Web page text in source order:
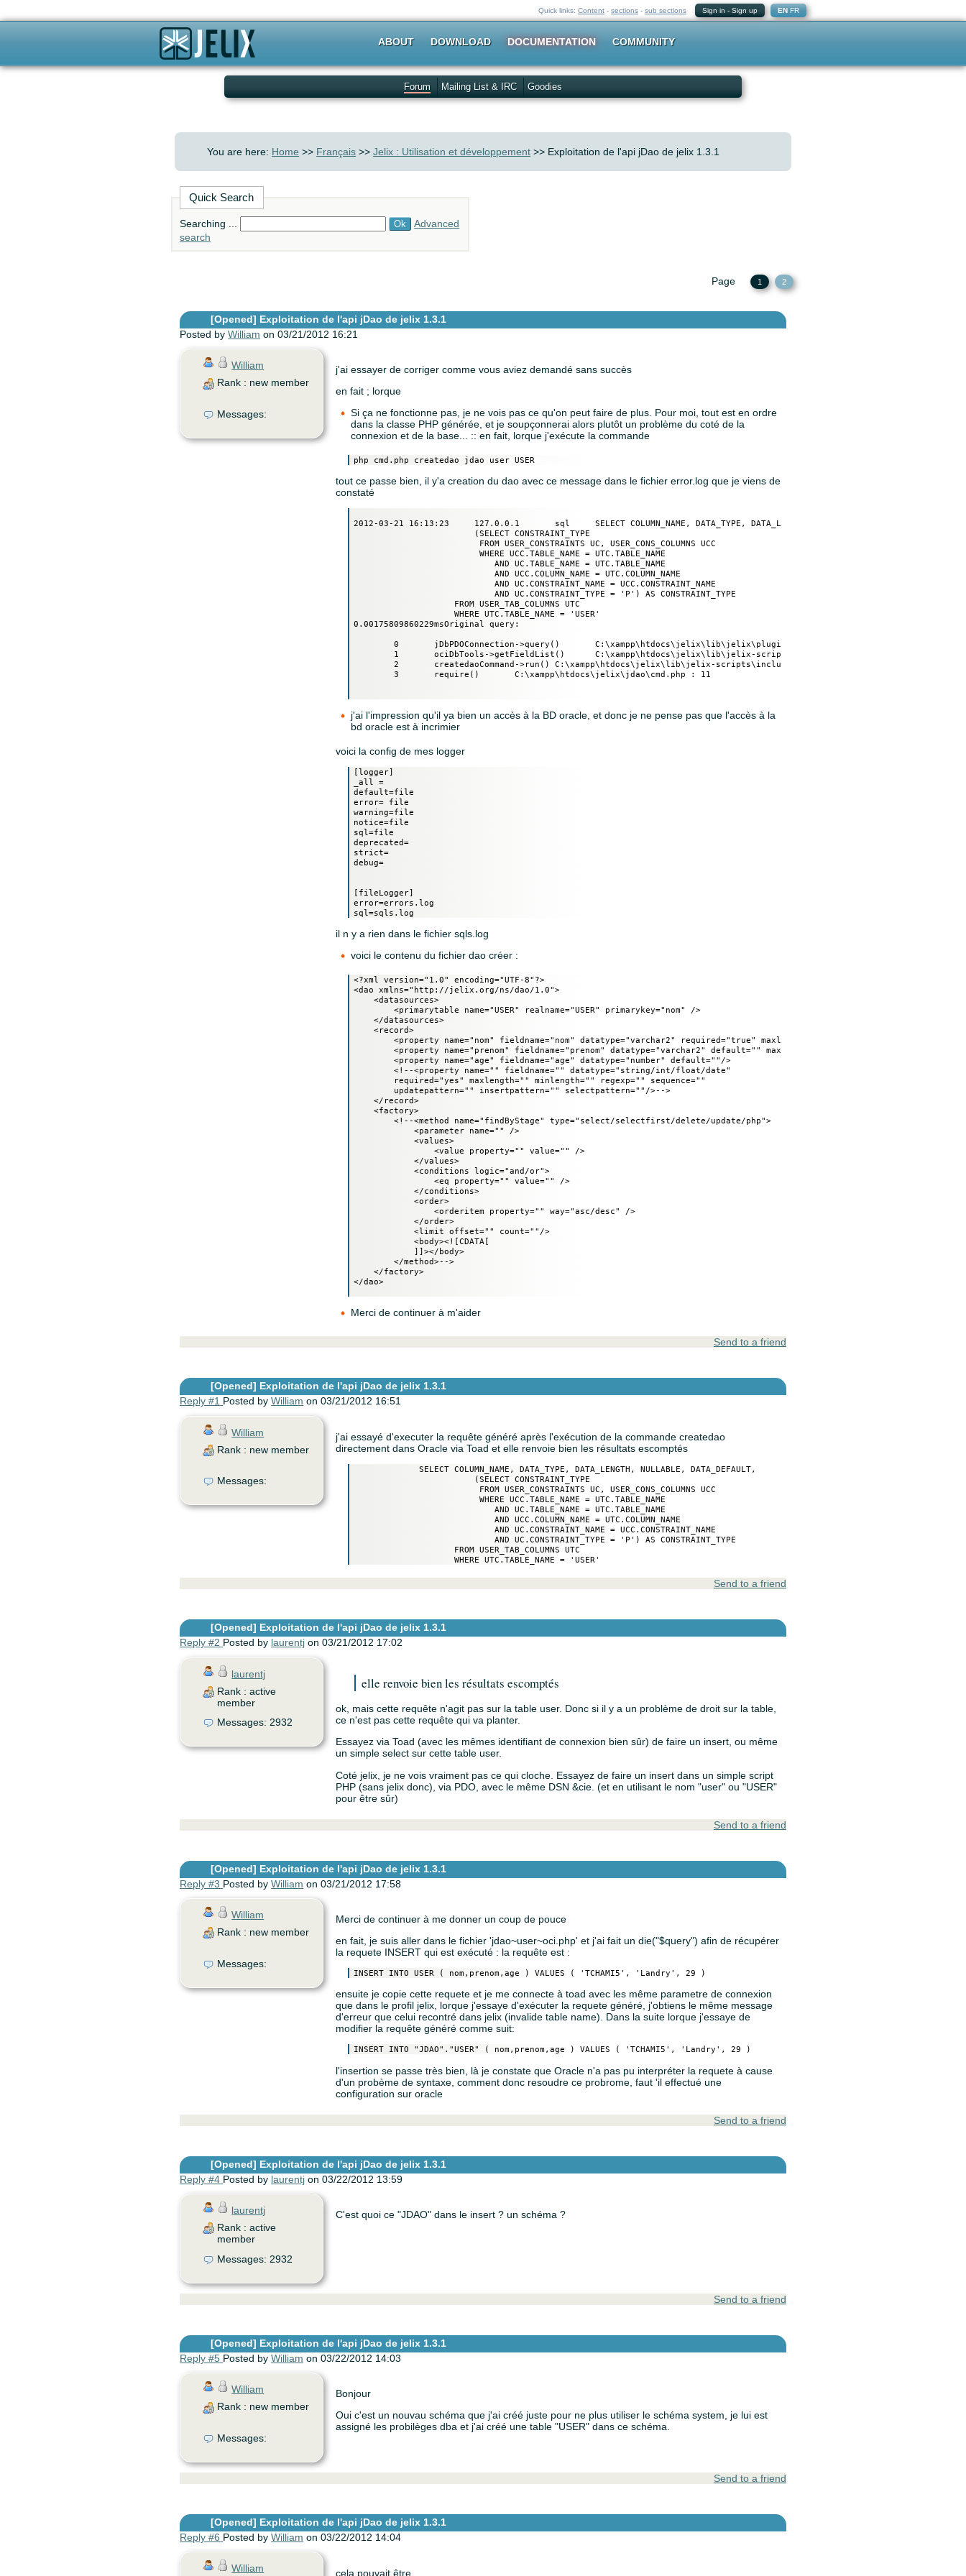
Quick links: Content - sections - sub sections Sign in - Sign up EN FR
ABOUT DOWNLOAD DOCUMENTATION COMMUNITY
Forum Mailing List & IRC Goodies
You are here: Home >> Français >>Jelix : Utilisation et développement >> Exploitation de l'api jDao de jelix 1.3.1
Quick Search
Searching ...
Advanced
search
Page 1 2
[Opened] Exploitation de l'api jDao de jelix 1.3.1
Posted byWilliam on 03/21/2012 16:21
William
Rank : new member
Messages:
j'ai essayer de corriger comme vous aviez demandé sans succès
en fait ; lorque
Si ça ne fonctionne pas, je ne vois pas ce qu'on peut faire de plus. Pour moi, tout est en ordre
dans la classe PHP générée, et je soupçonnerai alors plutôt un problème du coté de la
connexion et de la base... :: en fait, lorque j'exécute la commande
tout ce passe bien, il y'a creation du dao avec ce message dans le fichier error.log que je viens de
constaté
2012-03-21 16:13:23	127.0.0.1	sql	SELECT COLUMN_NAME, DATA_TYPE, DATA_LENGTH, NULLABLE, DATA_DEFAULT,
                        (SELECT CONSTRAINT_TYPE
                         FROM USER_CONSTRAINTS UC, USER_CONS_COLUMNS UCC
                         WHERE UCC.TABLE_NAME = UTC.TABLE_NAME
                            AND UC.TABLE_NAME = UTC.TABLE_NAME
                            AND UCC.COLUMN_NAME = UTC.COLUMN_NAME
                            AND UC.CONSTRAINT_NAME = UCC.CONSTRAINT_NAME
                            AND UC.CONSTRAINT_TYPE = 'P') AS CONSTRAINT_TYPE
                    FROM USER_TAB_COLUMNS UTC
                    WHERE UTC.TABLE_NAME = 'USER'
0.00175809860229msOriginal query:
	0	jDbPDOConnection->query()	C:\xampp\htdocs\jelix\lib\jelix\plugins\db\oci\oci.dbtools.php : 140
	2	createdaoCommand->run()	C:\xampp\htdocs\jelix\lib\jelix-scripts\includes\cmd.inc.php : 86
	3	require()	C:\xampp\htdocs\jelix\jdao\cmd.php : 11
j'ai l'impression qu'il ya bien un accès à la BD oracle, et donc je ne pense pas que l'accès à la
bd oracle est à incrimier
voici la config de mes logger
[logger]
_all =
default=file
error= file
warning=file
notice=file
sql=file
deprecated=
strict=
debug=
[fileLogger]
error=errors.log
il n y a rien dans le fichier sqls.log
voici le contenu du fichier dao créer :
<?xml version="1.0" encoding="UTF-8"?>
<dao xmlns="http://jelix.org/ns/dao/1.0">
    <datasources>
        <primarytable name="USER" realname="USER" primarykey="nom" />
    </datasources>
    <record>
        <property name="nom" fieldname="nom" datatype="varchar2" required="true" maxlength="20"/>
        <property name="prenom" fieldname="prenom" datatype="varchar2" default="" maxlength="20"/>
        <property name="age" fieldname="age" datatype="number" default=""/>
        <!--<property name="" fieldname="" datatype="string/int/float/date"
        required="yes" maxlength="" minlength="" regexp="" sequence=""
        updatepattern="" insertpattern="" selectpattern=""/>-->
    </record>
    <factory>
        <!--<method name="findByStage" type="select/selectfirst/delete/update/php">
            <parameter name="" />
            <values>
                <value property="" value="" />
            </values>
            <conditions logic="and/or">
                <eq property="" value="" />
            </conditions>
            <order>
                <orderitem property="" way="asc/desc" />
            </order>
            <limit offset="" count=""/>
            <body><![CDATA[
            ]]></body>
        </method>-->
    </factory>
</dao>
Merci de continuer à m'aider
Send to a friend
[Opened] Exploitation de l'api jDao de jelix 1.3.1
Reply #1 Posted byWilliam on 03/21/2012 16:51
William
Rank : new member
Messages:
j'ai essayé d'executer la requête généré après l'exécution de la commande createdao
directement dans Oracle via Toad et elle renvoie bien les résultats escomptés
             SELECT COLUMN_NAME, DATA_TYPE, DATA_LENGTH, NULLABLE, DATA_DEFAULT,
                        (SELECT CONSTRAINT_TYPE
                         FROM USER_CONSTRAINTS UC, USER_CONS_COLUMNS UCC
                         WHERE UCC.TABLE_NAME = UTC.TABLE_NAME
                            AND UC.TABLE_NAME = UTC.TABLE_NAME
                            AND UCC.COLUMN_NAME = UTC.COLUMN_NAME
                            AND UC.CONSTRAINT_NAME = UCC.CONSTRAINT_NAME
                            AND UC.CONSTRAINT_TYPE = 'P') AS CONSTRAINT_TYPE
                    FROM USER_TAB_COLUMNS UTC
Send to a friend
[Opened] Exploitation de l'api jDao de jelix 1.3.1
Reply #2 Posted by laurentj on 03/21/2012 17:02
laurentj
Rank : active
member
Messages: 2932
elle renvoie bien les résultats escomptés
ok, mais cette requête n'agit pas sur la table user. Donc si il y a un problème de droit sur la table,
ce n'est pas cette requête qui va planter.
Essayez via Toad (avec les mêmes identifiant de connexion bien sûr) de faire un insert, ou même
un simple select sur cette table user.
Coté jelix, je ne vois vraiment pas ce qui cloche. Essayez de faire un insert dans un simple script
PHP (sans jelix donc), via PDO, avec le même DSN &cie. (et en utilisant le nom "user" ou "USER"
pour être sûr)
Send to a friend
[Opened] Exploitation de l'api jDao de jelix 1.3.1
Reply #3 Posted byWilliam on 03/21/2012 17:58
William
Rank : new member
Messages:
Merci de continuer à me donner un coup de pouce
en fait, je suis aller dans le fichier 'jdao~user~oci.php' et j'ai fait un die("$query") afin de récupérer
la requete INSERT qui est exécuté : la requête est :
ensuite je copie cette requete et je me connecte à toad avec les même parametre de connexion
que dans le profil jelix, lorque j'essaye d'exécuter la requete généré, j'obtiens le même message
d'erreur que celui recontré dans jelix (invalide table name). Dans la suite lorque j'essaye de
modifier la requête généré comme suit:
l'insertion se passe très bien, là je constate que Oracle n'a pas pu interpréter la requete à cause
d'un probème de syntaxe, comment donc resoudre ce probrome, faut 'il effectué une
configuration sur oracle
Send to a friend
[Opened] Exploitation de l'api jDao de jelix 1.3.1
Reply #4 Posted by laurentj on 03/22/2012 13:59
laurentj
Rank : active
member
Messages: 2932
C'est quoi ce "JDAO" dans le insert ? un schéma ?
Send to a friend
[Opened] Exploitation de l'api jDao de jelix 1.3.1
Reply #5 Posted byWilliam on 03/22/2012 14:03
William
Rank : new member
Messages:
Bonjour
Oui c'est un nouvau schéma que j'ai créé juste pour ne plus utiliser le schéma system, je lui est
assigné les probilèges dba et j'ai créé une table "USER" dans ce schéma.
Send to a friend
[Opened] Exploitation de l'api jDao de jelix 1.3.1
Reply #6 Posted byWilliam on 03/22/2012 14:04
William cela pouvait être